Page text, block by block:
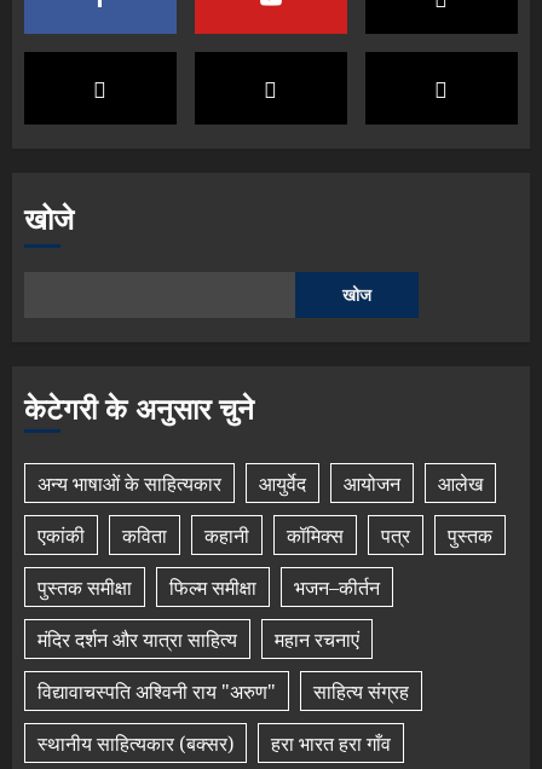
खोजे
खोज
केटेगरी के अनुसार चुने
अन्य भाषाओं के साहित्यकार आयुर्वेद आयोजन
आलेख
एकांकी
कविता कहानी कॉमिक्स पत्र
पुस्तक
पुस्तक समीक्षा
फिल्म समीक्षा
भजन–कीर्तन
मंदिर दर्शन और यात्रा साहित्य
महान रचनाएं
विद्यावाचस्पति अश्विनी राय "अरुण"
साहित्य संग्रह
स्थानीय साहित्यकार (बक्सर)
हरा भारत हरा गाँव